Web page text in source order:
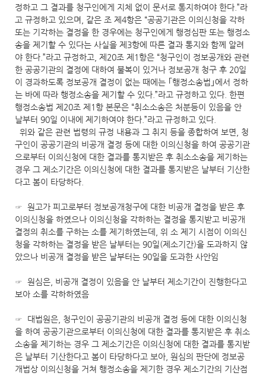
정하고 그 결과를 청구인에게 지체 없이 문서로 통지하여야 한다.”라
고 규정하고 있으며, 같은 조 제4항은 “공공기관은 이의신청을 각하
또는 기각하는 결정을 한 경우에는 청구인에게 행정심판 또는 행정소
송을 제기할 수 있다는 사실을 제3항에 따른 결과 통지와 함께 알려
야 한다.”라고 규정하고, 제20조 제1항은 “청구인이 정보공개와 관련
한 공공기관의 결정에 대하여 불복이 있거나 정보공개 청구 후 20일
이 경과하도록 정보공개 결정이 없는 때에는 ｢행정소송법｣에서 정하
는 바에 따라 행정소송을 제기할 수 있다.”라고 규정하고 있다. 한편
행정소송법 제20조 제1항 본문은 “취소소송은 처분등이 있음을 안
날부터 90일 이내에 제기하여야 한다.”라고 규정하고 있다.
위와 같은 관련 법령의 규정 내용과 그 취지 등을 종합하여 보면, 청
구인이 공공기관의 비공개 결정 등에 대한 이의신청을 하여 공공기관
으로부터 이의신청에 대한 결과를 통지받은 후 취소소송을 제기하는
경우 그 제소기간은 이의신청에 대한 결과를 통지받은 날부터 기산한
다고 봄이 타당하다.
☞ 원고가 피고로부터 정보공개청구에 대한 비공개 결정을 받은 후
이의신청을 하였으나 이의신청을 각하하는 결정을 통지받고 비공개
결정의 취소를 구하는 소를 제기하였는데, 위 소 제기 시점이 이의신
청을 각하하는 결정을 받은 날부터는 90일(제소기간)을 도과하지 않
았으나 비공개 결정을 받은 날부터는 90일을 도과한 사안임
☞ 원심은, 비공개 결정이 있음을 안 날부터 제소기간이 진행한다고
보아 소를 각하하였음
☞ 대법원은, 청구인이 공공기관의 비공개 결정 등에 대한 이의신청
을 하여 공공기관으로부터 이의신청에 대한 결과를 통지받은 후 취소
소송을 제기하는 경우 그 제소기간은 이의신청에 대한 결과를 통지받
은 날부터 기산한다고 봄이 타당하다고 보아, 원심의 판단에 정보공
개법상 이의신청을 거쳐 행정소송을 제기한 경우 제소기간의 기산점